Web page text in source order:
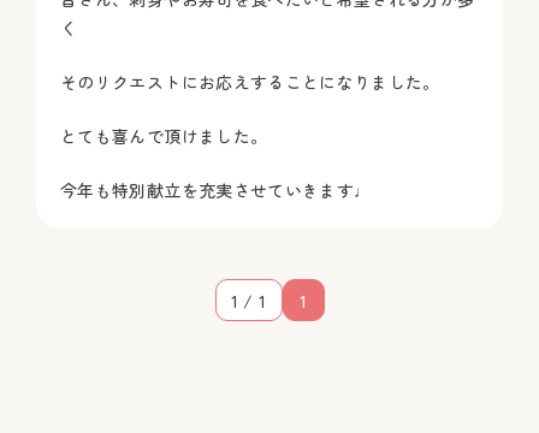
く
そのリクエストにお応えすることになりました。
とても喜んで頂けました。
今年も特別献立を充実させていきます♩
1 / 1 1